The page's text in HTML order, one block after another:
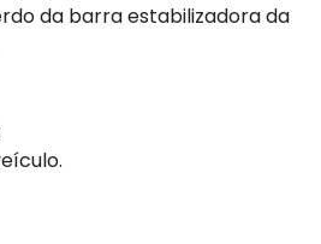
da barra estabilizadora da